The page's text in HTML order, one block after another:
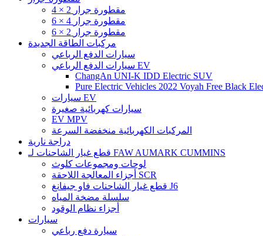
4 × 2 مقطورة جرار
6 × 4 مقطورة جرار
6 × 2 مقطورة جرار
مركبات الطاقة الجديدة
سيارات الدفع الرباعي
سيارات الدفع الرباعي EV
ChangAn UNI-K IDD Electric SUV
Pure Electric Vehicles 2022 Voyah Free Black
سيارات EV
سيارات كهربائية صغيرة
EV MPV
المركبات الكهربائية منخفضة السرعة
دراجة نارية
قطع غيار الشاحنات لـ FAW AUMARK CUMMINS
لوحات ومجموعات كلوث
أجزاء المعالجة اللاحقة SCR
قطع غيار الشاحنات فاو جيفانغ J6
سلسلة مضخة المياه
أجزاء نظام الوقود
سيارات
سيارة دفع رباعي